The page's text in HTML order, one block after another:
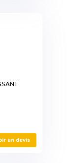
un devis